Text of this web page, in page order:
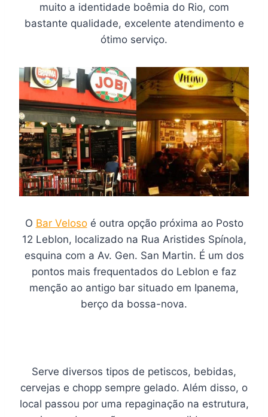
muito a identidade boêmia do Rio, com
bastante qualidade, excelente atendimento e
ótimo serviço.
O Bar Velosoé outra opção próxima ao Posto
12 Leblon, localizado na Rua Aristides Spínola,
esquina com a Av. Gen. San Martin. É um dos
pontos mais frequentados do Leblon e faz
menção ao antigo bar situado em Ipanema,
berço da bossa-nova.
Serve diversos tipos de petiscos, bebidas,
cervejas e chopp sempre gelado. Além disso, o
local passou por uma repaginação na estrutura,